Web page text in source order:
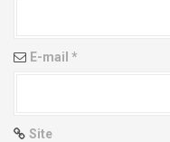
n E-mail *
Site